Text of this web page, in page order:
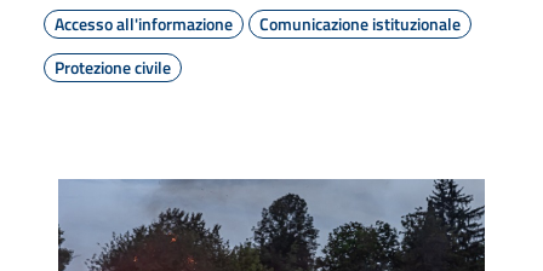
Accesso all'informazione
Comunicazione istituzionale
Protezione civile